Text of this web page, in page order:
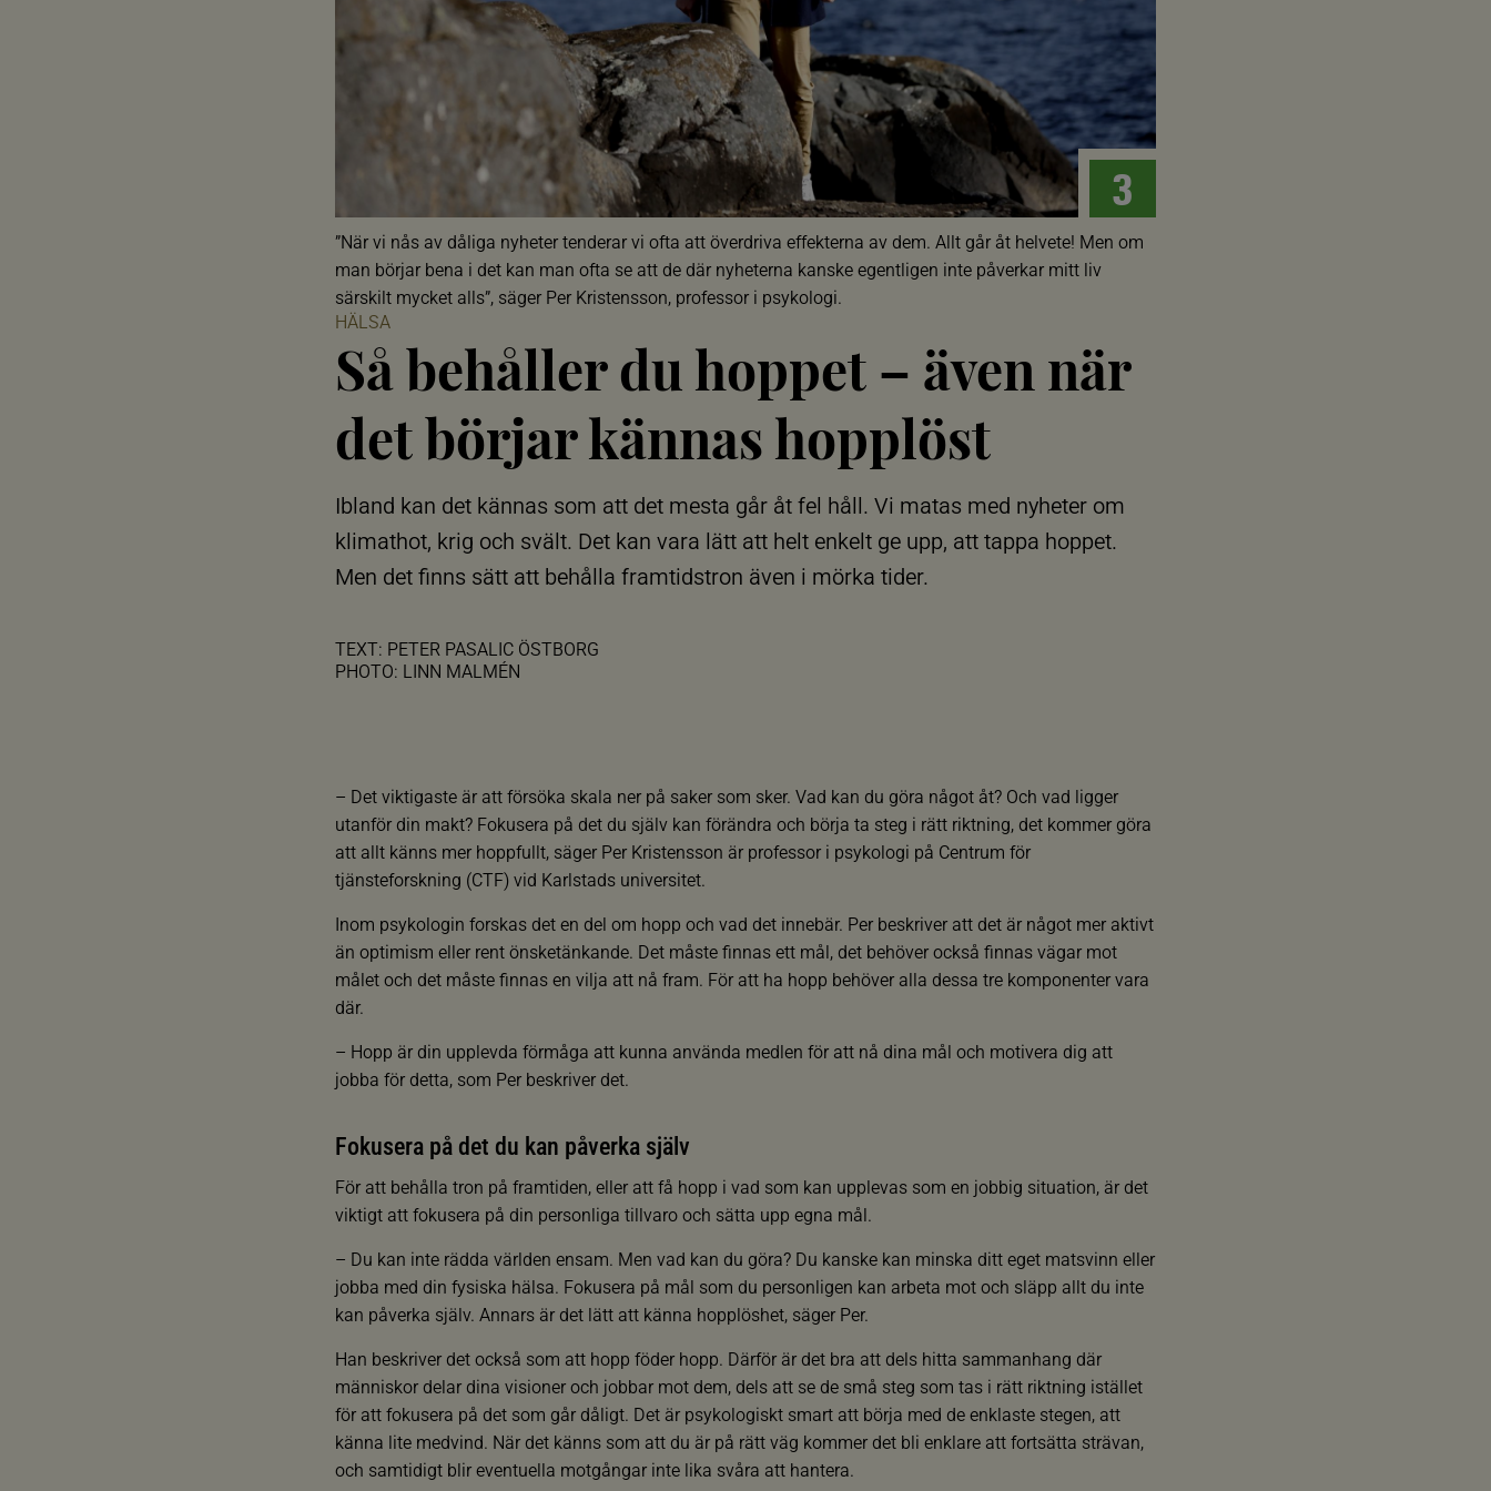
3
”När vi nås av dåliga nyheter tenderar vi ofta att överdriva effekterna av dem. Allt går åt helvete! Men om
man börjar bena i det kan man ofta se att de där nyheterna kanske egentligen inte påverkar mitt liv
särskilt mycket alls”, säger Per Kristensson, professor i psykologi.
HÄLSA
Så behåller du hoppet – även när
det börjar kännas hopplöst
Ibland kan det kännas som att det mesta går åt fel håll. Vi matas med nyheter om
klimathot, krig och svält. Det kan vara lätt att helt enkelt ge upp, att tappa hoppet.
Men det finns sätt att behålla framtidstron även i mörka tider.
TEXT: PETER PASALIC ÖSTBORG
PHOTO: LINN MALMÉN
– Det viktigaste är att försöka skala ner på saker som sker. Vad kan du göra något åt? Och vad ligger
utanför din makt? Fokusera på det du själv kan förändra och börja ta steg i rätt riktning, det kommer göra
att allt känns mer hoppfullt, säger Per Kristensson är professor i psykologi på Centrum för
tjänsteforskning (CTF) vid Karlstads universitet.
Inom psykologin forskas det en del om hopp och vad det innebär. Per beskriver att det är något mer aktivt
än optimism eller rent önsketänkande. Det måste finnas ett mål, det behöver också finnas vägar mot
målet och det måste finnas en vilja att nå fram. För att ha hopp behöver alla dessa tre komponenter vara
där.
– Hopp är din upplevda förmåga att kunna använda medlen för att nå dina mål och motivera dig att
jobba för detta, som Per beskriver det.
Fokusera på det du kan påverka själv
För att behålla tron på framtiden, eller att få hopp i vad som kan upplevas som en jobbig situation, är det
viktigt att fokusera på din personliga tillvaro och sätta upp egna mål.
– Du kan inte rädda världen ensam. Men vad kan du göra? Du kanske kan minska ditt eget matsvinn eller
jobba med din fysiska hälsa. Fokusera på mål som du personligen kan arbeta mot och släpp allt du inte
kan påverka själv. Annars är det lätt att känna hopplöshet, säger Per.
Han beskriver det också som att hopp föder hopp. Därför är det bra att dels hitta sammanhang där
människor delar dina visioner och jobbar mot dem, dels att se de små steg som tas i rätt riktning istället
för att fokusera på det som går dåligt. Det är psykologiskt smart att börja med de enklaste stegen, att
känna lite medvind. När det känns som att du är på rätt väg kommer det bli enklare att fortsätta strävan,
och samtidigt blir eventuella motgångar inte lika svåra att hantera.